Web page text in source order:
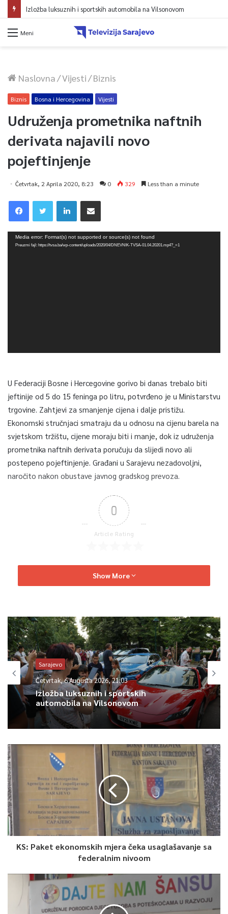
Izložba luksuznih i sportskih automobila na Vilsonovom
Meni
Naslovna/Vijesti/Biznis
Biznis Bosna i Hercegovina Vijesti
Udruženja prometnika naftnih
derivata najavili novo
pojeftinjenje
Četvrtak, 2 Aprila 2020, 8:23 0 329 Less than a minute
Video
Player
Media error: Format(s) not supported or source(s) not found
Preuzmi fajl: https://tvsa.ba/wp-content/uploads/2020/04/DNEVNIK-TVSA-01.04.20201.mp4?_=1
U Federaciji Bosne i Hercegovine gorivo bi danas trebalo biti
jeftinije od 5 do 15 feninga po litru, potvrđeno je u Ministarstvu
trgovine. Zahtjevi za smanjenje cijena i dalje pristižu.
Ekonomski stručnjaci smatraju da u odnosu na cijenu barela na
svjetskom tržištu, cijene moraju biti i manje, dok iz udruženja
prometnika naftnih derivata poručuju da slijedi novo ali
postepeno pojeftinjenje. Građani u Sarajevu nezadovoljni,
naročito nakon obustave javnog gradskog prevoza.
0
Article Rating
Show More
Sarajevo
Četvrtak, 6 Augusta 2026, 21:03
Izložba luksuznih i sportskih
automobila na Vilsonovom
KS: Paket ekonomskih mjera čeka usaglašavanje sa
federalnim nivoom